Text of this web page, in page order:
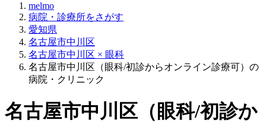
melmo
病院・診療所をさがす
愛知県
名古屋市中川区
名古屋市中川区 × 眼科
名古屋市中川区（眼科/初診からオンライン診療可）の
病院・クリニック
名古屋市中川区 （ 眼科/初診か